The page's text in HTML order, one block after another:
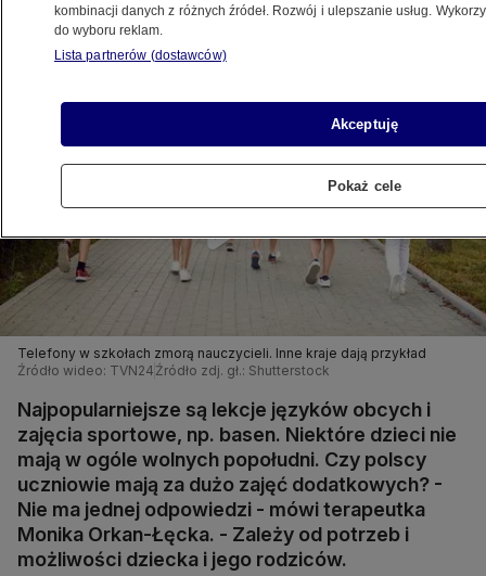
Udostępnij
Telefony w szkołach zmorą nauczycieli. Inne kraje dają przykład
Źródło wideo: TVN24 Źródło zdj. gł.: Shutterstock
Najpopularniejsze są lekcje języków obcych i
zajęcia sportowe, np. basen. Niektóre dzieci nie
mają w ogóle wolnych popołudni. Czy polscy
uczniowie mają za dużo zajęć dodatkowych? -
Nie ma jednej odpowiedzi - mówi terapeutka
Monika Orkan-Łęcka. - Zależy od potrzeb i
możliwości dziecka i jego rodziców.
kombinacji danych z różnych źródeł. Rozwój i ulepszanie usług.
do wyboru reklam.
Lista partnerów (dostawców)
Akceptuję
Pokaż cele